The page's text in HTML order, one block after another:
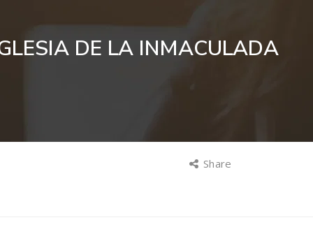
DE LA INMACULADA
Share